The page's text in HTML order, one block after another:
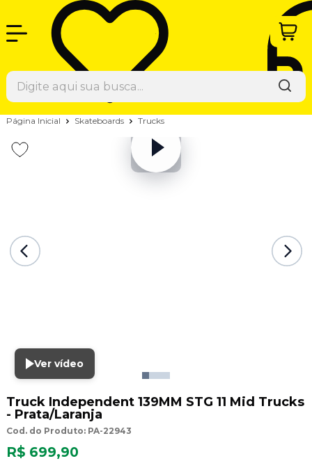
Página Inicial Skateboards Trucks
Ver vídeo
Truck Independent 139MM STG 11 Mid Trucks
- Prata/Laranja
Cod. do Produto: PA-22943
R$ 699,90